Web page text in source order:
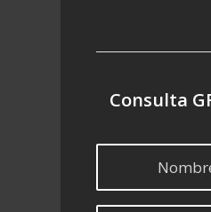
Consulta